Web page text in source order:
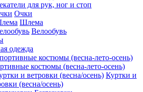
для рук, ног и стоп
Очки
Шлема
Велообувь
одежда
костюмы (весна-лето-осень)
Куртки и
(весна/осень)